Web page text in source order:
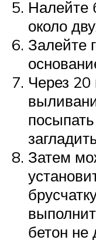
Налейте
около
Залейте
Через 20
Затем
бетон